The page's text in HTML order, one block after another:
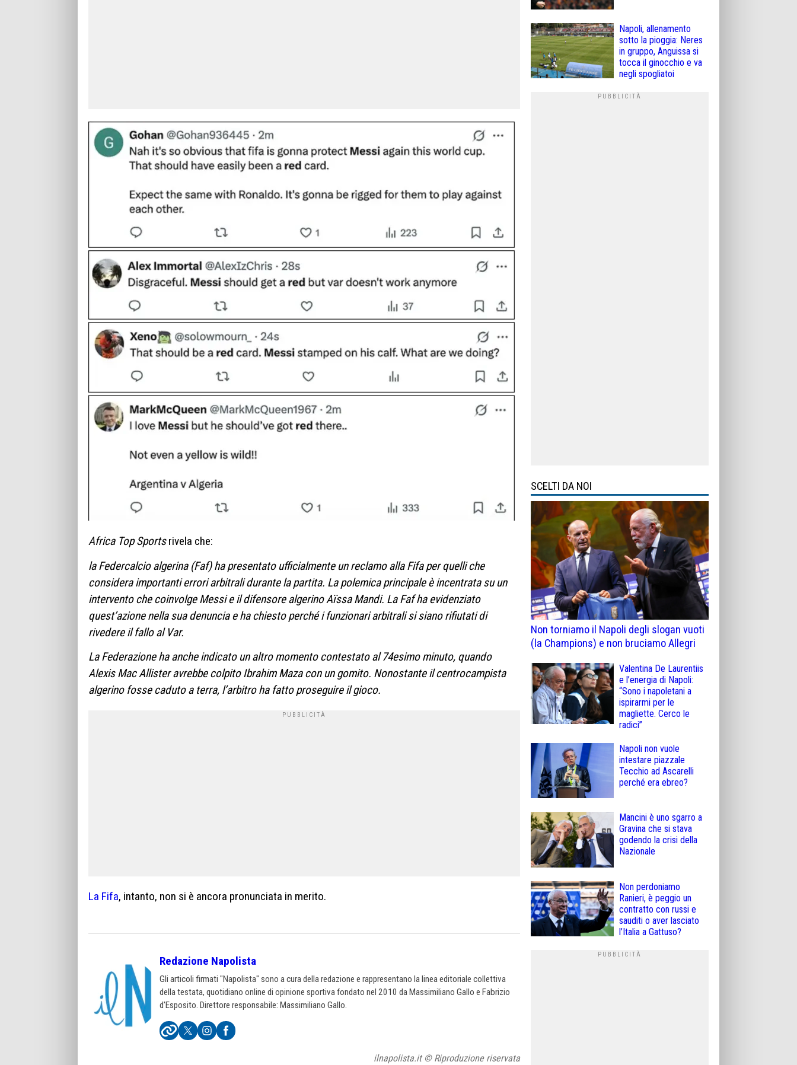
Africa Top Sportsrivela che:
la Federcalcio algerina (Faf) ha presentato ufficialmente un reclamo alla Fifa per quelli che
considera importanti errori arbitrali durante la partita. La polemica principale è incentrata su un
intervento che coinvolge Messi e il difensore algerino Aïssa Mandi. La Faf ha evidenziato
quest’azione nella sua denuncia e ha chiesto perché i funzionari arbitrali si siano rifiutati di
rivedere il fallo al Var.
La Federazione ha anche indicato un altro momento contestato al 74esimo minuto, quando
Alexis Mac Allister avrebbe colpito Ibrahim Maza con un gomito. Nonostante il centrocampista
algerino fosse caduto a terra, l’arbitro ha fatto proseguire il gioco.
La Fifa, intanto, non si è ancora pronunciata in merito.
Redazione Napolista
Gli articoli firmati "Napolista" sono a cura della redazione e rappresentano la linea editoriale collettiva
della testata, quotidiano online di opinione sportiva fondato nel 2010 da Massimiliano Gallo e Fabrizio
d'Esposito. Direttore responsabile: Massimiliano Gallo.
ilnapolista.it © Riproduzione riservata
Napoli, allenamento
sotto la pioggia: Neres
in gruppo, Anguissa si
tocca il ginocchio e va
negli spogliatoi
SCELTI DA NOI
Non torniamo il Napoli degli slogan vuoti
(la Champions) e non bruciamo Allegri
Valentina De Laurentiis
e l’energia di Napoli:
“Sono i napoletani a
ispirarmi per le
magliette. Cerco le
radici”
Napoli non vuole
intestare piazzale
Tecchio ad Ascarelli
perché era ebreo?
Mancini è uno sgarro a
Gravina che si stava
godendo la crisi della
Nazionale
Non perdoniamo
Ranieri, è peggio un
contratto con russi e
sauditi o aver lasciato
l’Italia a Gattuso?